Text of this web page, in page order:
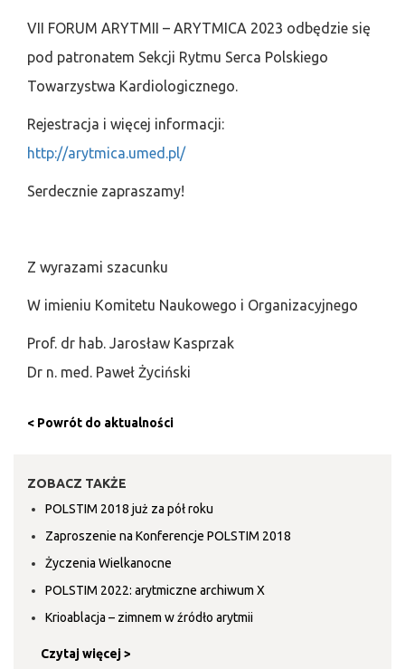
VII FORUM ARYTMII – ARYTMICA 2023 odbędzie się
pod patronatem Sekcji Rytmu Serca Polskiego
Towarzystwa Kardiologicznego.
Rejestracja i więcej informacji:
http://arytmica.umed.pl/
Serdecznie zapraszamy!
Z wyrazami szacunku
W imieniu Komitetu Naukowego i Organizacyjnego
Prof. dr hab. Jarosław Kasprzak
Dr n. med. Paweł Życiński
< Powrót do aktualności
ZOBACZ TAKŻE
POLSTIM 2018 już za pół roku
Zaproszenie na Konferencje POLSTIM 2018
Życzenia Wielkanocne
POLSTIM 2022: arytmiczne archiwum X
Krioablacja – zimnem w źródło arytmii
Czytaj więcej >